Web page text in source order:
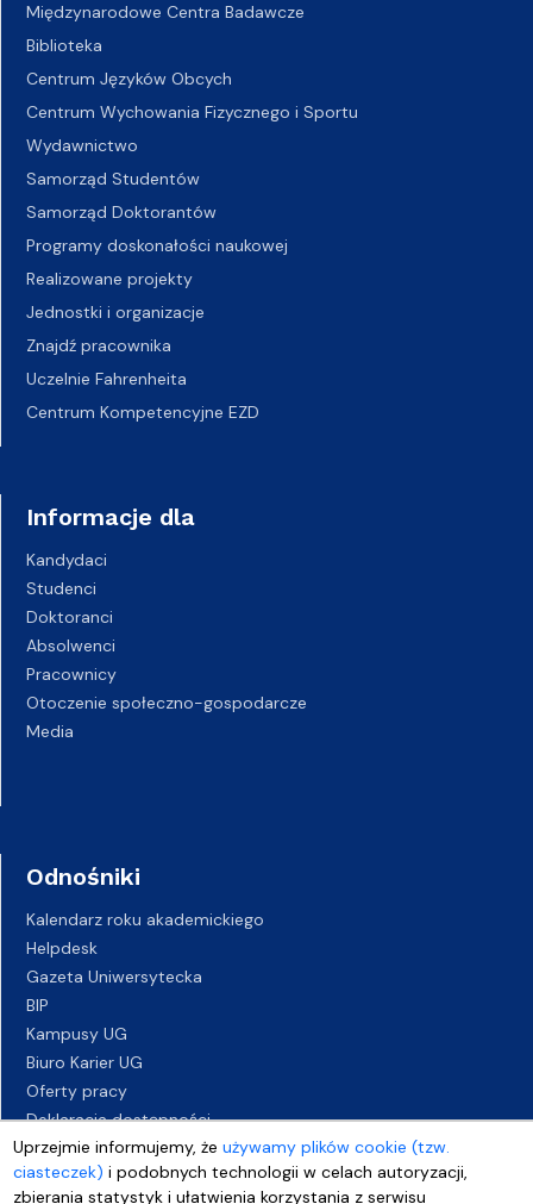
Uprzejmie informujemy, żeużywamy plików cookie (tzw.
ciasteczek) i podobnych technologii w celach autoryzacji,
zbierania statystyk i ułatwienia korzystania z serwisu
Międzynarodowe Centra Badawcze
Biblioteka
Centrum Języków Obcych
Centrum Wychowania Fizycznego i Sportu
Wydawnictwo
Samorząd Studentów
Samorząd Doktorantów
Programy doskonałości naukowej
Realizowane projekty
Jednostki i organizacje
Znajdź pracownika
Uczelnie Fahrenheita
Centrum Kompetencyjne EZD
Informacje dla
Kandydaci
Studenci
Doktoranci
Absolwenci
Pracownicy
Otoczenie społeczno-gospodarcze
Media
Odnośniki
Kalendarz roku akademickiego
Helpdesk
Gazeta Uniwersytecka
BIP
Kampusy UG
Biuro Karier UG
Oferty pracy
Deklaracja dostępności